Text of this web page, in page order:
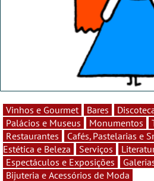
Vinhos e Gourmet Bares
Palácios e Museus
Monumentos
Restaurantes
Cafés, Pastelarias e
Estética e Beleza
Serviços
Espectáculos e Exposições
Bijuteria e Acessórios de Moda